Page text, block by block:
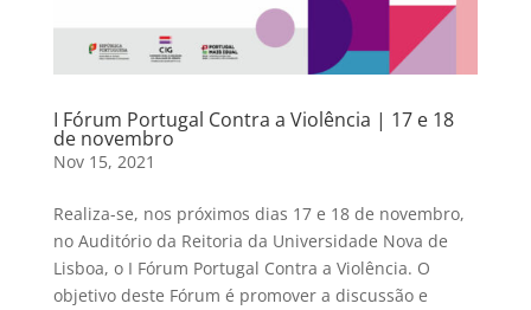
I Fórum Portugal Contra a Violência | 17 e 18
de novembro
Nov 15, 2021
Realiza-se, nos próximos dias 17 e 18 de novembro,
no Auditório da Reitoria da Universidade Nova de
Lisboa, o I Fórum Portugal Contra a Violência. O
objetivo deste Fórum é promover a discussão e